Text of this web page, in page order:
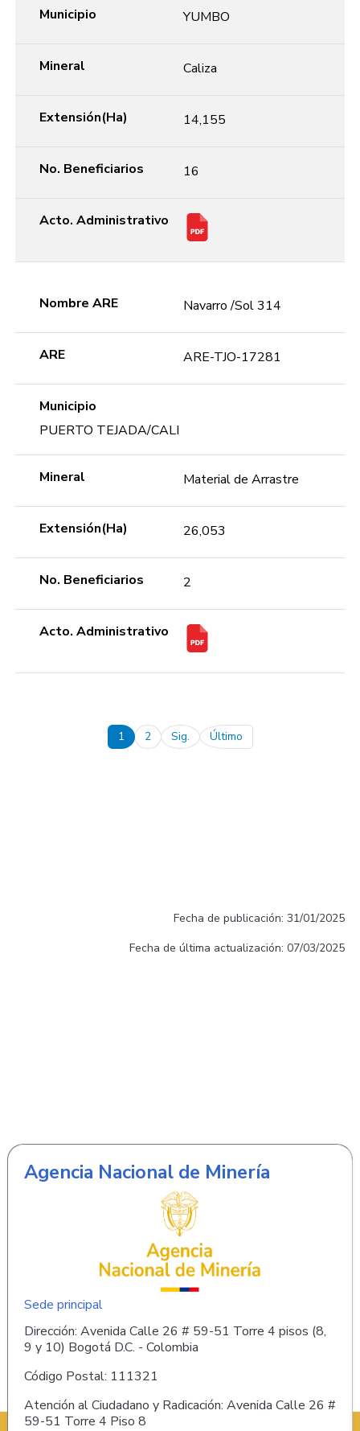
Municipio YUMBO
Mineral Caliza
Extensión(Ha) 14,155
No. Beneficiarios 16
Acto. Administrativo
Nombre ARE Navarro /Sol 314
ARE ARE-TJO-17281
Municipio
PUERTO TEJADA/CALI
Mineral Material de Arrastre
Extensión(Ha) 26,053
No. Beneficiarios 2
Acto. Administrativo
Pagination
1 2 Sig.Next page
ÚltimoLast page
Fecha de publicación: 31/01/2025
Fecha de última actualización: 07/03/2025
Agencia Nacional de Minería
Sede principal
Dirección: Avenida Calle 26 # 59-51 Torre 4 pisos (8,
9 y 10) Bogotá D.C. - Colombia
Código Postal: 111321
Atención al Ciudadano y Radicación: Avenida Calle 26 #
59-51 Torre 4 Piso 8